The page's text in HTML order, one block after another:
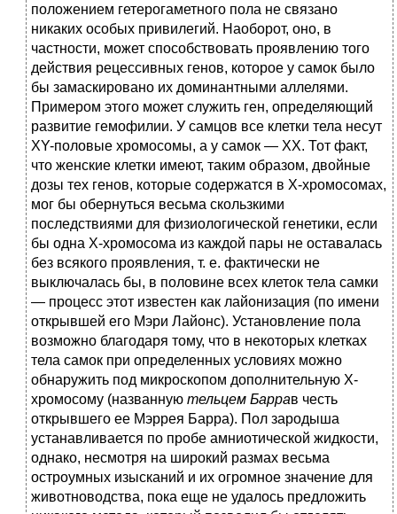
положением гетерогаметного пола не связано
никаких особых привилегий. Наоборот, оно, в
частности, может способствовать проявлению того
действия рецессивных генов, которое у самок было
бы замаскировано их доминантными аллелями.
Примером этого может служить ген, определяющий
развитие гемофилии. У самцов все клетки тела несут
XY-половые хромосомы, а у самок — XX. Тот факт,
что женские клетки имеют, таким образом, двойные
дозы тех генов, которые содержатся в Х-хромосомах,
мог бы обернуться весьма скользкими
последствиями для физиологической генетики, если
бы одна Х-хромосома из каждой пары не оставалась
без всякого проявления, т. е. фактически не
выключалась бы, в половине всех клеток тела самки
— процесс этот известен как лайонизация (по имени
открывшей его Мэри Лайонс). Установление пола
возможно благодаря тому, что в некоторых клетках
тела самок при определенных условиях можно
обнаружить под микроскопом дополнительную Х-
хромосому (названную тельцем Баррав честь
открывшего ее Мэррея Барра). Пол зародыша
устанавливается по пробе амниотической жидкости,
однако, несмотря на широкий размах весьма
остроумных изысканий и их огромное значение для
животноводства, пока еще не удалось предложить